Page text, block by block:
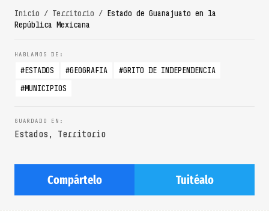
Inicio / Territorio / Estado de Guanajuato en la
República Mexicana
ESTADOS GEOGRAFIA
GRITO DE INDEPENDENCIA
MUNICIPIOS
Estados , Territorio
Compártelo Tuitéalo